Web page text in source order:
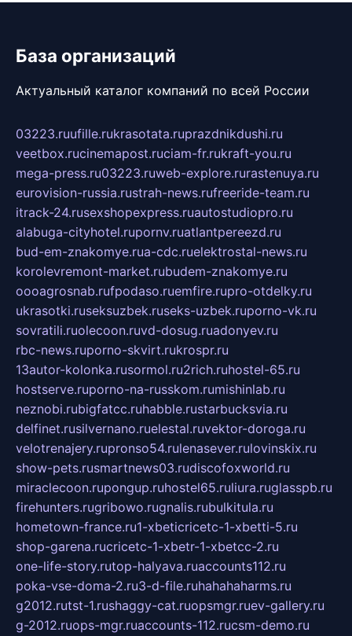
База организаций
Актуальный каталог компаний по всей России
03223.ruufille.rukrasotata.ruprazdnikdushi.ru
veetbox.rucinemapost.ruciam-fr.rukraft-you.ru
mega-press.ru03223.ruweb-explore.rurastenuya.ru
eurovision-russia.rustrah-news.rufreeride-team.ru
itrack-24.rusexshopexpress.ruautostudiopro.ru
alabuga-cityhotel.rupornv.ruatlantpereezd.ru
bud-em-znakomye.rua-cdc.ruelektrostal-news.ru
korolevremont-market.rubudem-znakomye.ru
oooagrosnab.rufpodaso.ruemfire.rupro-otdelky.ru
ukrasotki.ruseksuzbek.ruseks-uzbek.ruporno-vk.ru
sovratili.ruolecoon.ruvd-dosug.ruadonyev.ru
rbc-news.ruporno-skvirt.rukrospr.ru
13autor-kolonka.rusormol.ru2rich.ruhostel-65.ru
hostserve.ruporno-na-russkom.rumishinlab.ru
neznobi.rubigfatcc.ruhabble.rustarbucksvia.ru
delfinet.rusilvernano.ruelestal.ruvektor-doroga.ru
velotrenajery.rupronso54.rulenasever.rulovinskix.ru
show-pets.rusmartnews03.rudiscofoxworld.ru
miraclecoon.rupongup.ruhostel65.ruliura.ruglasspb.ru
firehunters.rugribowo.rugnalis.rubulkitula.ru
hometown-france.ru1-xbeticricetc-1-xbetti-5.ru
shop-garena.rucricetc-1-xbetr-1-xbetcc-2.ru
one-life-story.rutop-halyava.ruaccounts112.ru
poka-vse-doma-2.ru3-d-file.ruhahahaharms.ru
g2012.rutst-1.rushaggy-cat.ruopsmgr.ruev-gallery.ru
g-2012.ruops-mgr.ruaccounts-112.rucsm-demo.ru